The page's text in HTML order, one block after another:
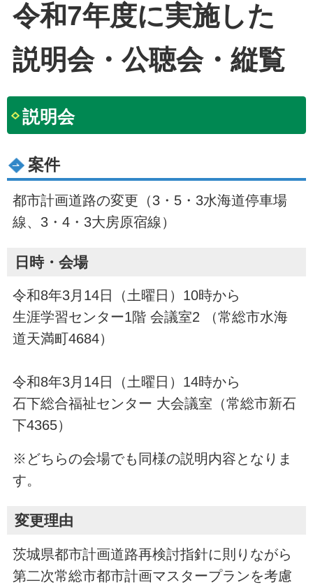
令和7年度に実施した
説明会・公聴会・縦覧
説明会
案件
都市計画道路の変更（3・5・3水海道停車場
線、3・4・3大房原宿線）
日時・会場
令和8年3月14日（土曜日）10時から
生涯学習センター1階 会議室2 （常総市水海
道天満町4684）
令和8年3月14日（土曜日）14時から
石下総合福祉センター 大会議室（常総市新石
下4365）
※どちらの会場でも同様の説明内容となりま
す。
変更理由
茨城県都市計画道路再検討指針に則りながら
第二次常総市都市計画マスタープランを考慮